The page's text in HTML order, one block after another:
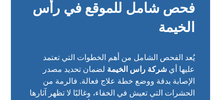
فحص شامل للموقع في رأس
الخيمة
يُعد الفحص الشامل من أهم الخطوات التي تعتمد
عليها أيشركة راس الخيمة لضمان تحديد مصدر
الإصابة بدقة ووضع خطة علاج فعالة. فالرمة من
الحشرات التي تعيش في الخفاء، وغالبًا لا تظهر آثارها